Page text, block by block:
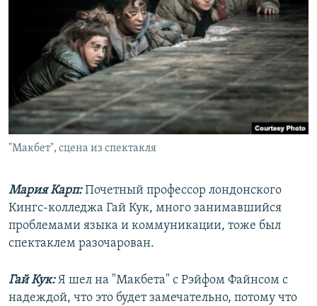
"Макбет", сцена из спектакля
Мария Карп: Почетный профессор лондонского
Кингс-колледжа Гай Кук, много занимавшийся
проблемами языка и коммуникации, тоже был
спектаклем разочарован.
Гай Кук:Я шел на "Макбета" с Рэйфом Файнсом с
надеждой, что это будет замечательно, потому что